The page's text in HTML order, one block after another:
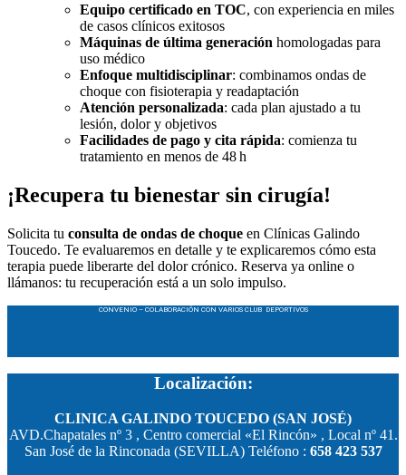
Equipo certificado en TOC, con experiencia en miles
de casos clínicos exitosos
Máquinas de última generación homologadas para
uso médico
Enfoque multidisciplinar: combinamos ondas de
choque con fisioterapia y readaptación
Atención personalizada: cada plan ajustado a tu
lesión, dolor y objetivos
Facilidades de pago y cita rápida: comienza tu
tratamiento en menos de 48 h
¡Recupera tu bienestar sin cirugía!
Solicita tu consulta de ondas de choque en Clínicas Galindo
Toucedo. Te evaluaremos en detalle y te explicaremos cómo esta
terapia puede liberarte del dolor crónico. Reserva ya online o
llámanos: tu recuperación está a un solo impulso.
CONVENIO – COLABORACIÓN CON VARIOS CLUB DEPORTIVOS
Localización:
CLINICA GALINDO TOUCEDO (SAN JOSÉ)
AVD.Chapatales nº 3 , Centro comercial «El Rincón» , Local nº 41.
San José de la Rinconada (SEVILLA) Teléfono : 658 423 537